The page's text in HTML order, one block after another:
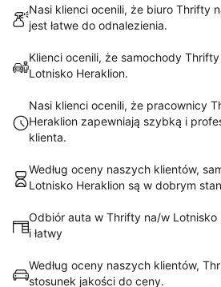
Nasi klienci ocenili, że biuro Thrifty
jest łatwe do odnalezienia.
Klienci ocenili, że samochody
Lotnisko Heraklion.
Nasi klienci ocenili, że pracownicy
Heraklion zapewniają szybką i
klienta.
Według oceny naszych klientów,
Lotnisko Heraklion są w dobrym
Odbiór auta w Thrifty na/w Lotnisko
i łatwy
Według oceny naszych klientów,
stosunek jakości do ceny.